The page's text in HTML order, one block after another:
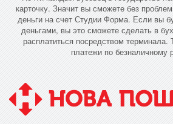
карточку. Значит вы сможете без
деньги на счет Студии Форма. Если вы
деньгами, вы это сможете сделать в
расплатиться посредством
платежи по безналичному